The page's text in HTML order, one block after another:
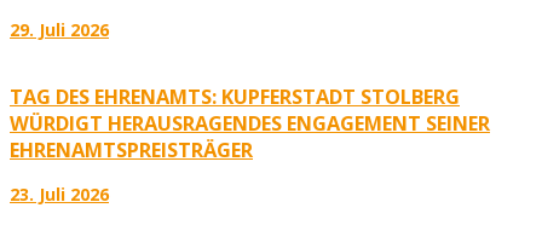
29. Juli 2026
TAG DES EHRENAMTS: KUPFERSTADT STOLBERG
WÜRDIGT HERAUSRAGENDES ENGAGEMENT SEINER
EHRENAMTSPREISTRÄGER
23. Juli 2026